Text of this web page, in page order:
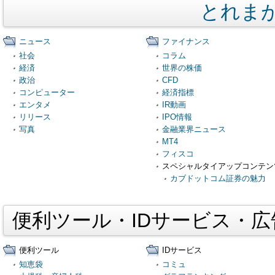
とれま
ニュース
社会
経済
政治
コンピューター
エンタメ
リリース
写真
ファイナンス
コラム
世界の株価
CFD
経済指標
IR動画
IPO情報
金融業界ニュース
MT4
フィスコ
スペシャルタイアップコンテ
カブドットコム証券の魅力
便利ツール・IDサービス・
便利ツール
知恵袋
IDサービス
コミュ